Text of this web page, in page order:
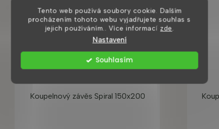
Tento web používá soubory cookie. Dalším
procházením tohoto webu vyjadřujete souhlas s
jejich používáním.. Více informací zde.
Nastavení
Souhlasím
Koupelnový závěs Spiral 150x200